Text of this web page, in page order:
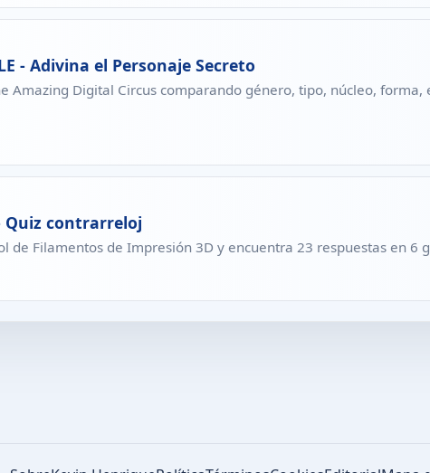
- Adivina el Personaje Secreto
Amazing Digital Circus comparando género, tipo, núcleo, forma,
Quiz contrarreloj
de Filamentos de Impresión 3D y encuentra 23 respuestas en 6